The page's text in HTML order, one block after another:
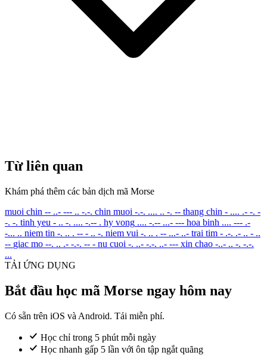
Từ liên quan
Khám phá thêm các bản dịch mã Morse
muoi chin -- ..- --- .. -.-. chin muoi -.-. .... .. -. -- thang chin - .... .- -. -
-. -. tinh yeu - .. -. .... -.-- . hy vong .... -.-- ...- --- hoa binh .... --- .-
-... .. niem tin -. .. . -- - .. -. niem vui -. .. . -- ...- ..- trai tim - .-. .- .. - ..
-- giac mo --. .. .- -.-. -- - nu cuoi -. ..- -.-. ..- --- xin chao -..- .. -. -.-.
...
TẢI ỨNG DỤNG
Bắt đầu học mã Morse ngay hôm nay
Có sẵn trên iOS và Android. Tải miễn phí.
Học chỉ trong 5 phút mỗi ngày
Học nhanh gấp 5 lần với ôn tập ngắt quãng